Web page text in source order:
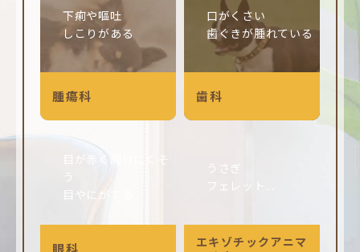
下痢や嘔吐
しこりがある
腫瘍科
口がくさい
歯ぐきが腫れている
歯科
目が赤く開けにくそ
目やにがでる
眼科
フェレット...
エキゾチックアニマ